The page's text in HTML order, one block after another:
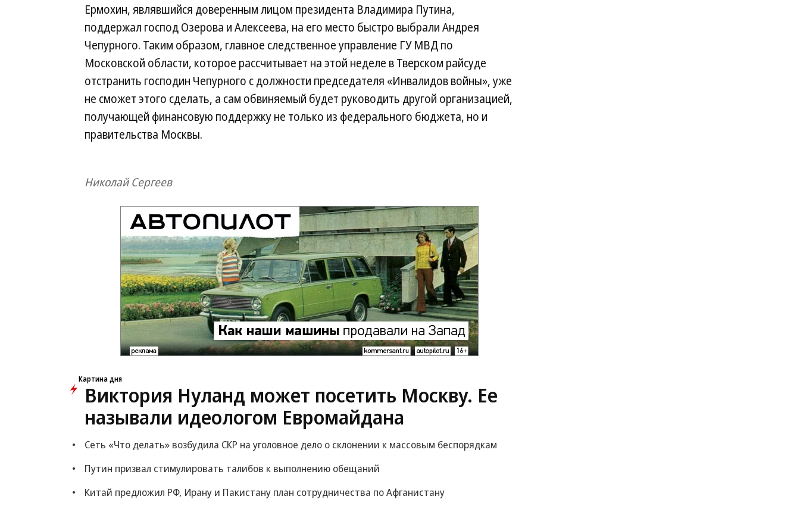
Ермохин, являвшийся доверенным лицом президента Владимира Путина,
поддержал господ Озерова и Алексеева, на его место быстро выбрали Андрея
Чепурного. Таким образом, главное следственное управление ГУ МВД по
Московской области, которое рассчитывает на этой неделе в Тверском райсуде
отстранить господин Чепурного с должности председателя «Инвалидов войны», уже
не сможет этого сделать, а сам обвиняемый будет руководить другой организацией,
получающей финансовую поддержку не только из федерального бюджета, но и
правительства Москвы.
Николай Сергеев
Картина дня
Виктория Нуланд может посетить Москву. Ее
называли идеологом Евромайдана
Сеть «Что делать» возбудила СКР на уголовное дело о склонении к массовым беспорядкам
Путин призвал стимулировать талибов к выполнению обещаний
Китай предложил РФ, Ирану и Пакистану план сотрудничества по Афганистану